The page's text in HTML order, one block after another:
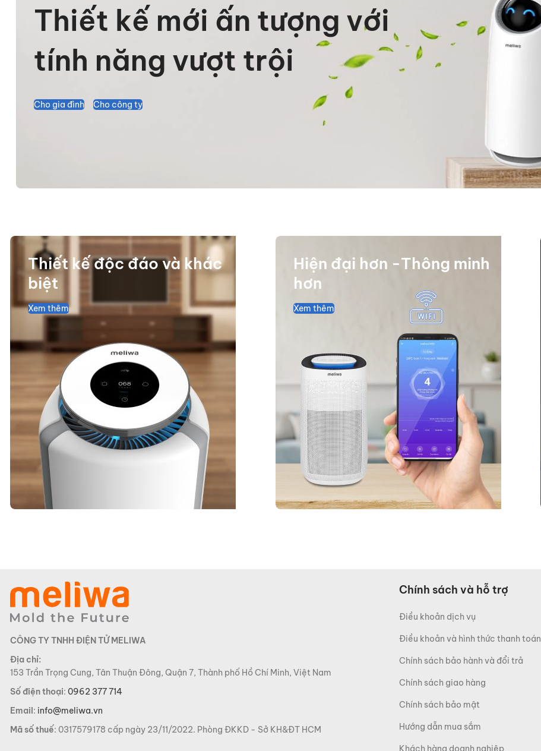
Thiết kế mới ấn tượng với
tính năng vượt trội
Cho gia đình Cho công ty
Thiết kế độc đáo và khác
biệt
Xem thêm
Hiện đại hơn -Thông minh
hơn
Xem thêm
CÔNG TY TNHH ĐIỆN TỬ MELIWA
Địa chỉ:
153 Trần Trọng Cung, Tân Thuận Đông, Quận 7, Thành phố Hồ Chí Minh, Việt Nam
Số điện thoại: 0962 377 714
Email: info@meliwa.vn
Mã số thuế: 0317579178 cấp ngày 23/11/2022. Phòng ĐKKD - Sở KH&ĐT HCM
Chính sách và hỗ trợ
Điều khoản dịch vụ
Điều khoản và hình thức thanh toán
Chính sách bảo hành và đổi trả
Chính sách giao hàng
Chính sách bảo mật
Hướng dẫn mua sắm
Khách hàng doanh nghiệp